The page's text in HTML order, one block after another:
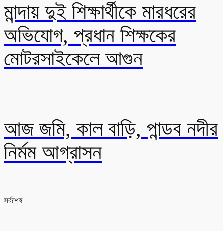
মান্দায় দুই শিক্ষার্থীকে মারধরের
অভিযোগ, প্রধান শিক্ষকের
মোটরসাইকেলে আগুন
আজ জমি, কাল বাড়ি, পান্ডব নদীর
নির্মম আগ্রাসন
সর্বশেষ